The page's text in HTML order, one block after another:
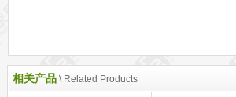
相关产品 \ Related Products